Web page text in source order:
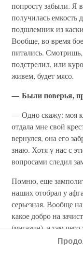
попросту забыли. Я
получилась емкость
подшлемник из
Вообще, во время
питались.
подстрелил, или
живем, будет мясо.
— Были поверья,
— Одно скажу: моя
отдала мне свой
вернулся, она его
знаю. Хотя у нас с
вопросами следил
Помню, еще замполит
наших отобрал у
серьезная. Вообще
какое добро на
(магазин), а там
сигареты — все